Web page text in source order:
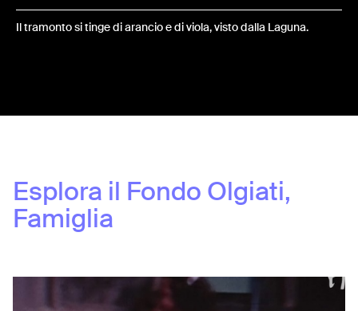
Il tramonto si tinge di arancio e di viola, visto dalla Laguna.
Esplora il Fondo Olgiati,
Famiglia